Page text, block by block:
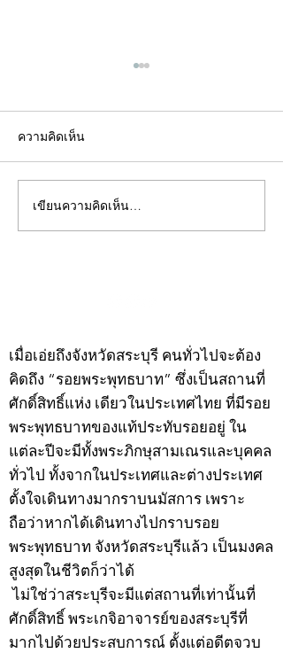
คอลัมน์"จับชีพจรวงการ
พระ"ประจำพุธที่ 29
ความคิดเห็น
เขียนความคิดเห็น…
เมื่อเอ่ยถึงจังหวัดสระบุรี คนทั่วไปจะต้อง
คิดถึง “รอยพระพุทธบาท” ซึ่งเป็นสถานที่
ศักดิ์สิทธิ์แห่ง เดียวในประเทศไทย ที่มีรอย
พระพุทธบาทของแท้ประทับรอยอยู่ ใน
แต่ละปีจะมีทั้งพระภิกษุสามเณรและบุคคล
ทั่วไป ทั้งจากในประเทศและต่างประเทศ
ตั้งใจเดินทางมากราบนมัสการ เพราะ
ถือว่าหากได้เดินทางไปกราบรอย
พระพุทธบาท จังหวัดสระบุรีแล้ว เป็นมงคล
สูงสุดในชีวิตก็ว่าได้
ไม่ใช่ว่าสระบุรีจะมีแต่สถานที่เท่านั้นที่
ศักดิ์สิทธิ์ พระเกจิอาจารย์ของสระบุรีที่
มากไปด้วยประสบการณ์ ตั้งแต่อดีตจวบ